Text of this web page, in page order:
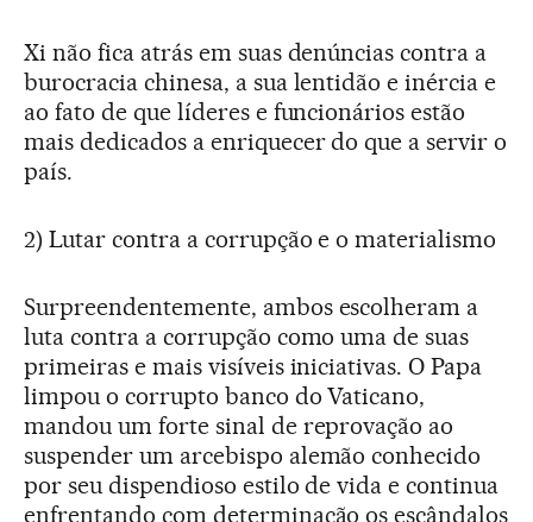
Xi não fica atrás em suas denúncias contra a
burocracia chinesa, a sua lentidão e inércia e
ao fato de que líderes e funcionários estão
mais dedicados a enriquecer do que a servir o
país.
2) Lutar contra a corrupção e o materialismo
Surpreendentemente, ambos escolheram a
luta contra a corrupção como uma de suas
primeiras e mais visíveis iniciativas. O Papa
limpou o corrupto banco do Vaticano,
mandou um forte sinal de reprovação ao
suspender um arcebispo alemão conhecido
por seu dispendioso estilo de vida e continua
enfrentando com determinação os escândalos